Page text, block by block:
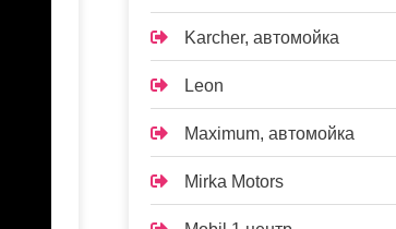
Karcher, автомойка
Leon
Maximum, автомойка
Mirka Motors